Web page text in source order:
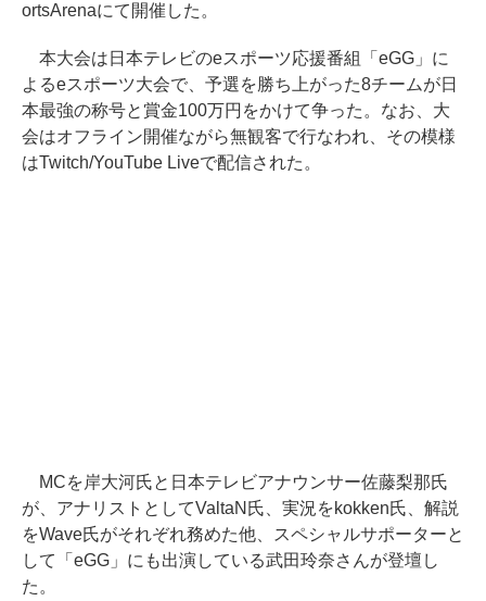
ortsArenaにて開催した。
本大会は日本テレビのeスポーツ応援番組「eGG」に
よるeスポーツ大会で、予選を勝ち上がった8チームが日
本最強の称号と賞金100万円をかけて争った。なお、大
会はオフライン開催ながら無観客で行なわれ、その模様
はTwitch/YouTube Liveで配信された。
MCを岸大河氏と日本テレビアナウンサー佐藤梨那氏
が、アナリストとしてValtaN氏、実況をkokken氏、解説
をWave氏がそれぞれ務めた他、スペシャルサポーターと
して「eGG」にも出演している武田玲奈さんが登壇し
た。